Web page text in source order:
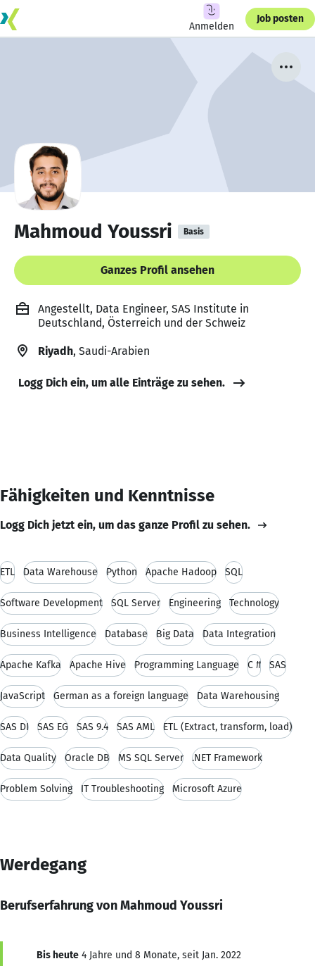
Anmelden
Job posten
Mahmoud Youssri Basis
Ganzes Profil ansehen
Angestellt, Data Engineer, SAS Institute in
Deutschland, Österreich und der Schweiz
Riyadh, Saudi-Arabien
Logg Dich ein, um alle Einträge zu sehen.
Fähigkeiten und Kenntnisse
Logg Dich jetzt ein, um das ganze Profil zu sehen.
ETL Data Warehouse Python Apache Hadoop SQL
Software Development SQL Server Engineering Technology
Business Intelligence Database Big Data Data Integration
Apache Kafka Apache Hive Programming Language C # SAS
JavaScript German as a foreign language Data Warehousing
SAS DI SAS EG SAS 9.4 SAS AML ETL (Extract, transform, load)
Data Quality Oracle DB MS SQL Server .NET Framework
Problem Solving IT Troubleshooting Microsoft Azure
Werdegang
Berufserfahrung von Mahmoud Youssri
Bis heute 4 Jahre und 8 Monate, seit Jan. 2022